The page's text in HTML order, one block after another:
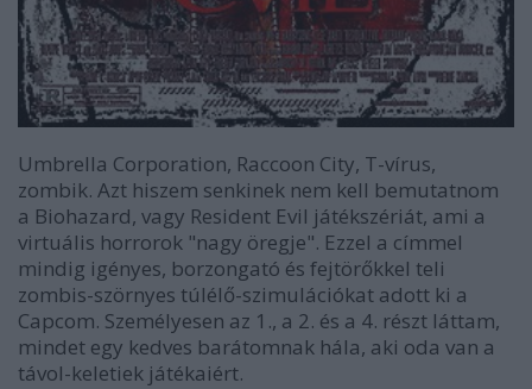
Umbrella Corporation, Raccoon City, T-vírus,
zombik. Azt hiszem senkinek nem kell bemutatnom
a Biohazard, vagy Resident Evil játékszériát, ami a
virtuális horrorok "nagy öregje". Ezzel a címmel
mindig igényes, borzongató és fejtörőkkel teli
zombis-szörnyes túlélő-szimulációkat adott ki a
Capcom. Személyesen az 1., a 2. és a 4. részt láttam,
mindet egy kedves barátomnak hála, aki oda van a
távol-keletiek játékaiért.